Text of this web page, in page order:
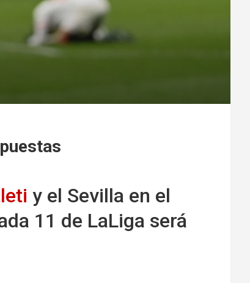
y el Sevilla en el
11 de LaLiga será